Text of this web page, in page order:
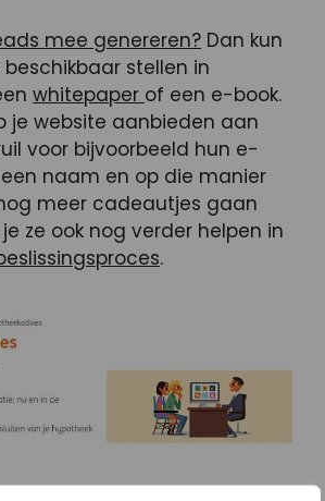
mee genereren? Dan kun
beschikbaar stellen in
whitepaper of een e-book.
je website aanbieden aan
voor bijvoorbeeld hun e-
naam en op die manier
meer cadeautjes gaan
je ze ook nog verder helpen in
.